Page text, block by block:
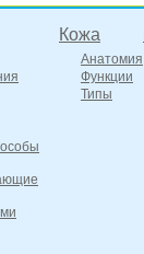
Кожа
Анатомия
Функции
Типы